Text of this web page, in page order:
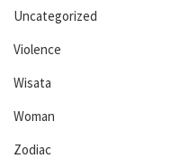
Uncategorized
Violence
Wisata
Woman
Zodiac